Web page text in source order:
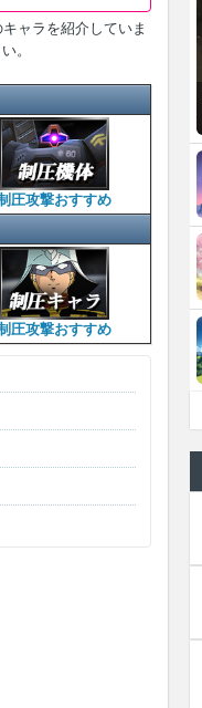
ャラを紹介していま
。
圧攻撃おすすめ
圧攻撃おすすめ